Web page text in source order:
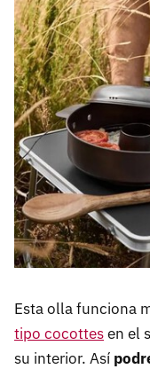
Esta olla funciona
tipo cocottesen el
su interior. Así